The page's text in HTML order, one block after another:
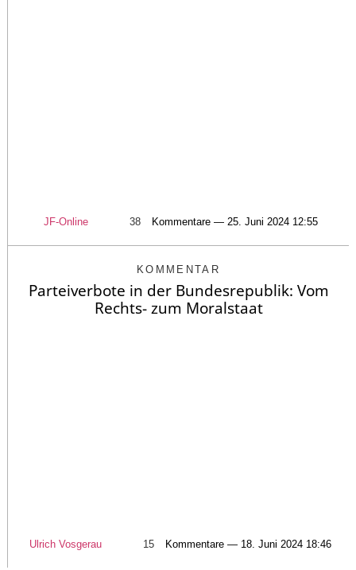
JF-Online 38 Kommentare — 25. Juni 2024 12:55
KOMMENTAR
Parteiverbote in der Bundesrepublik: Vom
Rechts- zum Moralstaat
Ulrich Vosgerau 15 Kommentare — 18. Juni 2024 18:46